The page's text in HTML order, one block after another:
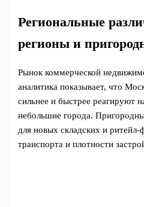
Региональные
регионы и
Рынок коммерческой
аналитика показывает, что
сильнее и быстрее реагируют
небольшие города.
для новых складских и
транспорта и плотности